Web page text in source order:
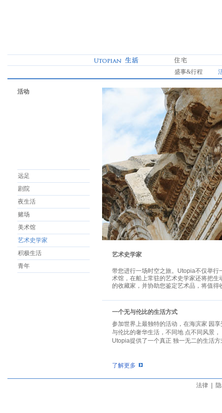
盛事&行程
活动
远足
剧院
夜生活
赌场
美术馆
艺术史学家
积极生活
青年
艺术史学家
带您进行一场时空之旅。Utopia不仅举
术馆，在船上常驻的艺术史学家还将把
的收藏家，并协助您鉴定艺术品，将值
一个无与伦比的生活方式
参加世界上最独特的活动，在海滨家 园享
与伦比的奢华生活，不同地 点不同风景，
Utopia提供了一个真正 独一无二的生活方
了解更多
法律|